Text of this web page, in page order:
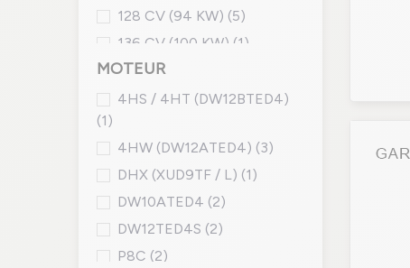
128 CV (94 KW) (5)
136 CV (100 KW) (1)
147 CV (108 KW)
170 CV (125 KW)(1)
MOTEUR
4HS / 4HT (DW12BTED4)
(1)
4HW (DW12ATED4) (3)
DHX (XUD9TF / L) (1)
DW10ATED4 (2)
DW12TED4S (2)
P8C (2)